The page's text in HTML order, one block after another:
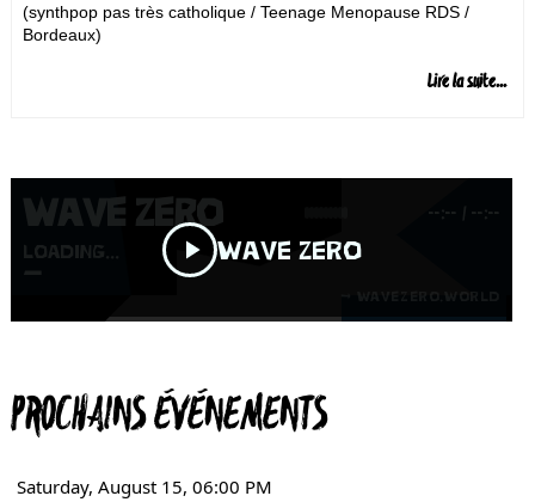
(synthpop pas très catholique / Teenage Menopause RDS /
Bordeaux)
Lire la suite...
PROCHAINS ÉVÉNEMENTS